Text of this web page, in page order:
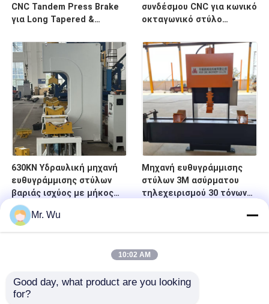
CNC Tandem Press Brake
για Long Tapered &
Production
συνδέσμου CNC για κωνικό
οκταγωνικό στύλο
μέτρων
630KN Υδραυλική μηχανή
ευθυγράμμισης στύλων
βαριάς ισχύος με μήκος
επεξεργασίας 4000 mm
και ασύρματο
τηλεχειριστήριο
Μηχανή ευθυγράμμισης
στύλων 3M ασύρματου
τηλεχειρισμού 30 τόνων
Mr. Wu
10:02 AM
Good day, what product are you looking
for?